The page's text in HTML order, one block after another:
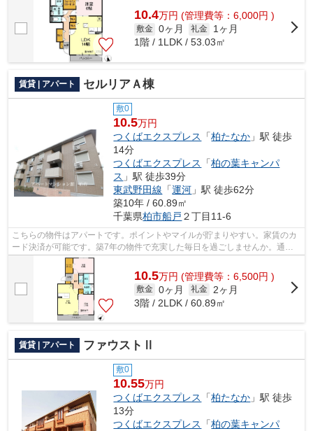
10.4万円 (管理費等：6,000円 )
敷金 0ヶ月 礼金
1ヶ月
1階 / 1LDK / 53.03㎡
賃貸 | アパート セルリアＡ棟
敷0
10.5万円
つくばエクスプレス
「柏たなか 」駅 徒歩
14分
つくばエクスプレス
「柏の葉キャンパ
ス 」駅 徒歩39分
東武野田線 「運河 」駅 徒歩62分
築10年 / 60.89㎡
千葉県柏市船戸 ２丁目11-6
こちらの物件はアパートです。ポイントやマイルが貯まりやすい。家賃のカ
ード決済が可能です。築7年の物件で充実した毎日を過ごしませんか。通風
システムが整った換気がしやすいアパー...
10.5万円 (管理費等：6,500円 )
敷金 0ヶ月 礼金
2ヶ月
3階 / 2LDK / 60.89㎡
賃貸 | アパート ファウストⅡ
敷0
10.55万円
つくばエクスプレス
「柏たなか 」駅 徒歩
13分
つくばエクスプレス
「柏の葉キャンパ